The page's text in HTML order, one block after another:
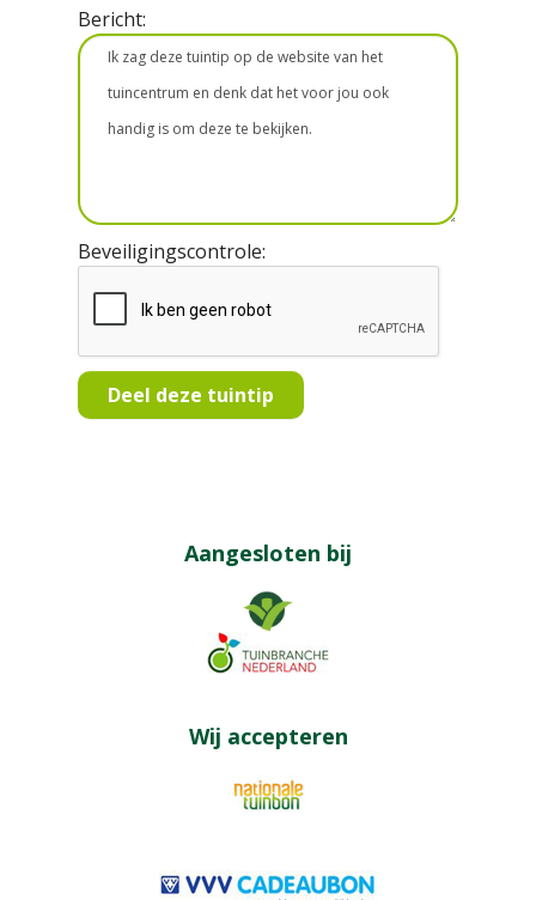
Bericht:
Beveiligingscontrole:
Aangesloten bij
Wij accepteren